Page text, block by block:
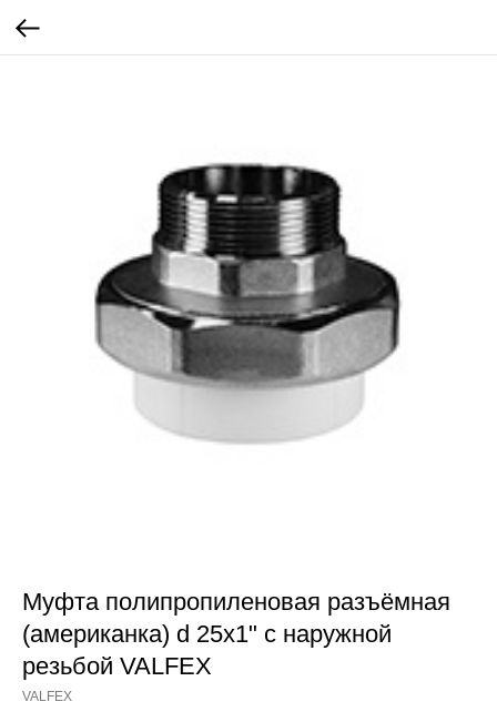
Муфта полипропиленовая разъёмная
(американка) d 25х1" с наружной
резьбой VALFEX
VALFEX